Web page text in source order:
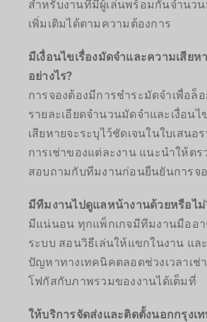
สำหรับงานที่มีผู้เล่นพร้อมกันจำนว
เพิ่มเติมได้ตามความต้องการ
มีเงื่อนไขเรื่องมัดจำและความเสีย
อย่างไร?
การจองต้องมีการชำระมัดจำเพื่อล็
รายละเอียดจำนวนมัดจำและเงื่อน
เสียหายจะระบุไว้ชัดเจนในใบเสนอ
การเช่าของแต่ละงาน แนะนำให้ตร
สอบถามกับทีมงานก่อนยืนยันการจ
มีทีมงานไปดูแลหน้างานด้วยหรือไม่
มีแน่นอน ทุกแพ็กเกจมีทีมงานมืออา
ระบบ สอนวิธีเล่นให้แขกในงาน แล
ปัญหาทางเทคนิคตลอดช่วงเวลาเช่
โฟกัสกับภาพรวมของงานได้เต็มที่
ให้บริการจัดส่งและติดตั้งนอกกรุงเ